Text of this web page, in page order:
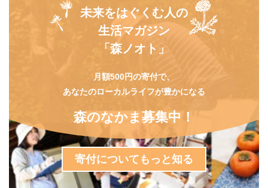
未来をはぐくむ人の
生活マガジン
「森ノオト」
月額500円の寄付で、
あなたのローカルライフが豊かになる
森のなかま募集中！
寄付についてもっと知る